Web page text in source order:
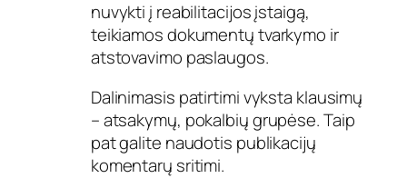
nuvykti į reabilitacijos įstaigą,
teikiamos dokumentų tvarkymo ir
atstovavimo paslaugos.
Dalinimasis patirtimi vyksta klausimų
– atsakymų, pokalbių grupėse. Taip
pat galite naudotis publikacijų
komentarų sritimi.